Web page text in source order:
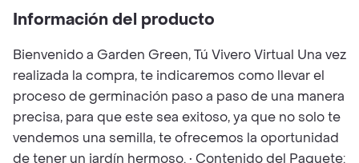
Información del producto
Bienvenido a Garden Green, Tú Vivero Virtual Una vez
realizada la compra, te indicaremos como llevar el
proceso de germinación paso a paso de una manera
precisa, para que este sea exitoso, ya que no solo te
vendemos una semilla, te ofrecemos la oportunidad
de tener un jardín hermoso. • Contenido del Paquete: